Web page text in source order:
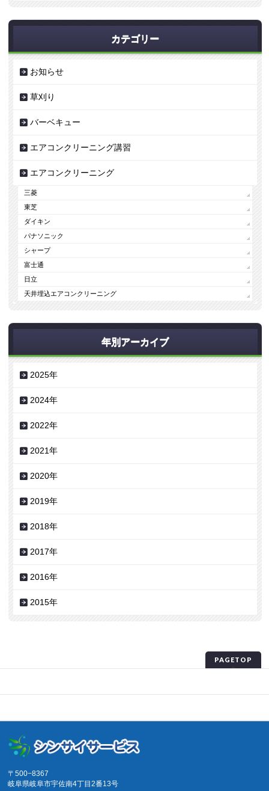
カテゴリー
お知らせ
草刈り
バーベキュー
エアコンクリーニング講習
エアコンクリーニング
三菱
東芝
ダイキン
パナソニック
シャープ
富士通
日立
天井埋込エアコンクリーニング
年別アーカイブ
2025年
2024年
2022年
2021年
2020年
2019年
2018年
2017年
2016年
2015年
PAGETOP
〒500−8367
岐阜県岐阜市宇佐南4丁目2番13号